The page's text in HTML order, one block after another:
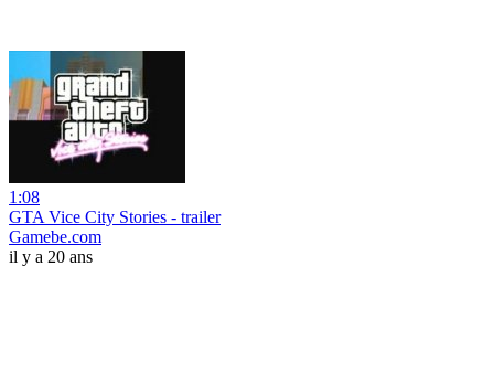
1:08
GTA Vice City Stories - trailer
Gamebe.com
il y a 20 ans